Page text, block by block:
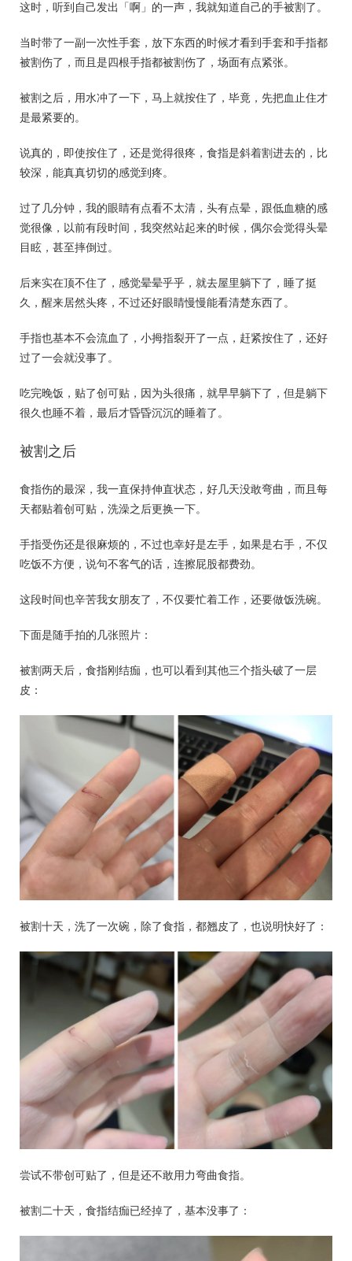
这时，听到自己发出「啊」的一声，我就知道自己的手被割了。
当时带了一副一次性手套，放下东西的时候才看到手套和手指都
被割伤了，而且是四根手指都被割伤了，场面有点紧张。
被割之后，用水冲了一下，马上就按住了，毕竟，先把血止住才
是最紧要的。
说真的，即使按住了，还是觉得很疼，食指是斜着割进去的，比
较深，能真真切切的感觉到疼。
过了几分钟，我的眼睛有点看不太清，头有点晕，跟低血糖的感
觉很像，以前有段时间，我突然站起来的时候，偶尔会觉得头晕
目眩，甚至摔倒过。
后来实在顶不住了，感觉晕晕乎乎，就去屋里躺下了，睡了挺
久，醒来居然头疼，不过还好眼睛慢慢能看清楚东西了。
手指也基本不会流血了，小拇指裂开了一点，赶紧按住了，还好
过了一会就没事了。
吃完晚饭，贴了创可贴，因为头很痛，就早早躺下了，但是躺下
很久也睡不着，最后才昏昏沉沉的睡着了。
被割之后
食指伤的最深，我一直保持伸直状态，好几天没敢弯曲，而且每
天都贴着创可贴，洗澡之后更换一下。
手指受伤还是很麻烦的，不过也幸好是左手，如果是右手，不仅
吃饭不方便，说句不客气的话，连擦屁股都费劲。
这段时间也辛苦我女朋友了，不仅要忙着工作，还要做饭洗碗。
下面是随手拍的几张照片：
被割两天后，食指刚结痂，也可以看到其他三个指头破了一层
皮：
被割十天，洗了一次碗，除了食指，都翘皮了，也说明快好了：
尝试不带创可贴了，但是还不敢用力弯曲食指。
被割二十天，食指结痂已经掉了，基本没事了：